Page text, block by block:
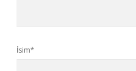
İsim*